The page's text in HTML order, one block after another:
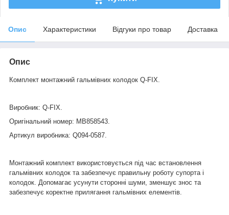
Опис Характеристики Відгуки про товар Доставка
Опис
Комплект монтажний гальмівних колодок Q-FIX.
Виробник: Q-FIX.
Оригінальний номер: MB858543.
Артикул виробника: Q094-0587.
Монтажний комплект використовується під час встановлення
гальмівних колодок та забезпечує правильну роботу супорта і
колодок. Допомагає усунути сторонні шуми, зменшує знос та
забезпечує коректне прилягання гальмівних елементів.